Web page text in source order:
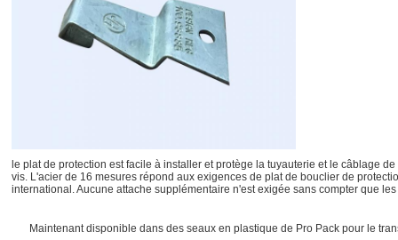
le plat de protection est facile à installer et protège la tuyauterie et le câblage
vis. L'acier de 16 mesures répond aux exigences de plat de bouclier de
international. Aucune attache supplémentaire n'est exigée sans compter que
Maintenant disponible dans des seaux en plastique de Pro Pack pour le